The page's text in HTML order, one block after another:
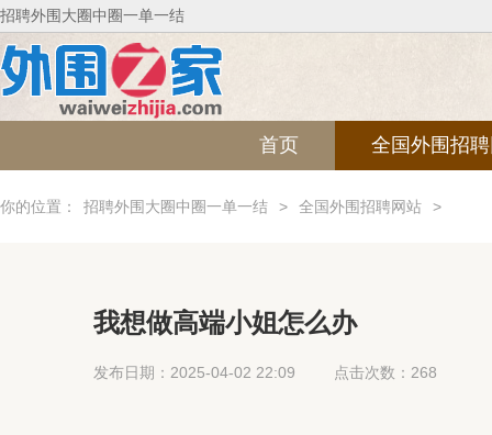
招聘外围大圈中圈一单一结
首页 全国外围招
你的位置： 招聘外围大圈中圈一单一结 > 全国外围招聘网站 >
我想做高端小姐怎么办
发布日期：2025-04-02 22:09 点击次数：268